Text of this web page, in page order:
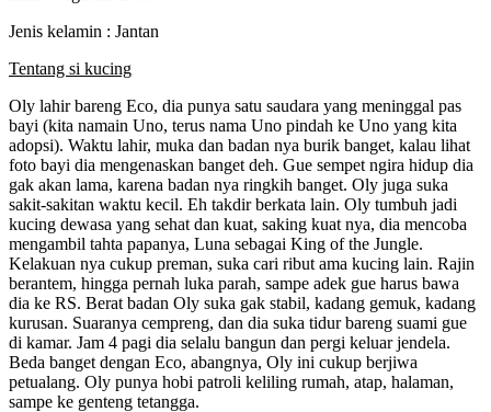
Jenis kelamin : Jantan
Tentang si kucing
Oly lahir bareng Eco, dia punya satu saudara yang meninggal pas
bayi (kita namain Uno, terus nama Uno pindah ke Uno yang kita
adopsi). Waktu lahir, muka dan badan nya burik banget, kalau lihat
foto bayi dia mengenaskan banget deh. Gue sempet ngira hidup dia
gak akan lama, karena badan nya ringkih banget. Oly juga suka
sakit-sakitan waktu kecil. Eh takdir berkata lain. Oly tumbuh jadi
kucing dewasa yang sehat dan kuat, saking kuat nya, dia mencoba
mengambil tahta papanya, Luna sebagai King of the Jungle.
Kelakuan nya cukup preman, suka cari ribut ama kucing lain. Rajin
berantem, hingga pernah luka parah, sampe adek gue harus bawa
dia ke RS. Berat badan Oly suka gak stabil, kadang gemuk, kadang
kurusan. Suaranya cempreng, dan dia suka tidur bareng suami gue
di kamar. Jam 4 pagi dia selalu bangun dan pergi keluar jendela.
Beda banget dengan Eco, abangnya, Oly ini cukup berjiwa
petualang. Oly punya hobi patroli keliling rumah, atap, halaman,
sampe ke genteng tetangga.